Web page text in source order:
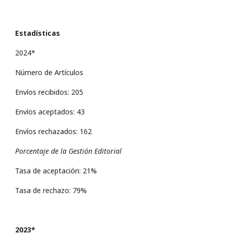
Estadísticas
2024*
Número de Artículos
Envíos recibidos: 205
Envíos aceptados: 43
Envíos rechazados: 162
Porcentaje de la Gestión Editorial
Tasa de aceptación: 21%
Tasa de rechazo: 79%
2023*